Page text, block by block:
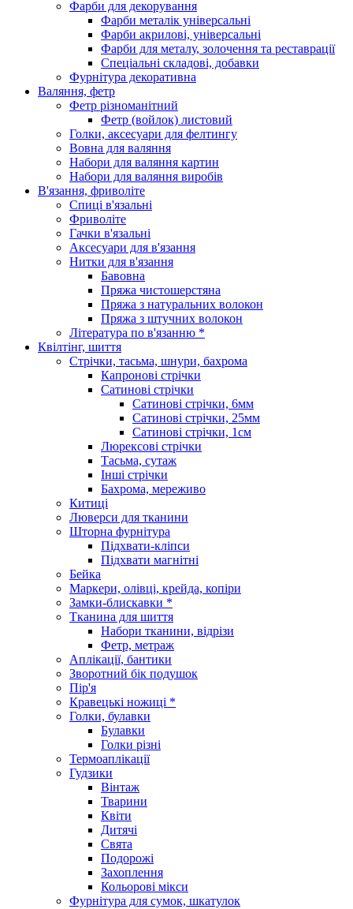
Фарби для декорування
Фарби металік універсальні
Фарби акрилові, універсальні
Фарби для металу, золочення та реставрації
Спеціальні складові, добавки
Фурнітура декоративна
Валяння, фетр
Фетр різноманітний
Фетр (войлок) листовий
Голки, аксесуари для фелтингу
Вовна для валяння
Набори для валяння картин
Набори для валяння виробів
В'язання, фриволіте
Спиці в'язальні
Фриволіте
Гачки в'язальні
Аксесуари для в'язання
Нитки для в'язання
Бавовна
Пряжа чистошерстяна
Пряжа з натуральних волокон
Пряжа з штучних волокон
Література по в'язанню *
Квілтінг, шиття
Стрічки, тасьма, шнури, бахрома
Капронові стрічки
Сатинові стрічки
Сатинові стрічки, 6мм
Сатинові стрічки, 25мм
Сатинові стрічки, 1см
Люрексові стрічки
Тасьма, сутаж
Інші стрічки
Бахрома, мереживо
Китиці
Люверси для тканини
Шторна фурнітура
Підхвати-кліпси
Підхвати магнітні
Бейка
Маркери, олівці, крейда, копіри
Замки-блискавки *
Тканина для шиття
Набори тканини, відрізи
Фетр, метраж
Аплікації, бантики
Зворотний бік подушок
Пір'я
Кравецькі ножиці *
Голки, булавки
Булавки
Голки різні
Термоаплікації
Гудзики
Вінтаж
Тварини
Квіти
Дитячі
Свята
Подорожі
Захоплення
Кольорові мікси
Фурнітура для сумок, шкатулок